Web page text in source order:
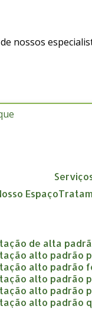
nossos
Nosso Espaço
de alta
alto padrão
alto padrão
alto padrão
alto padrão
alto padrão